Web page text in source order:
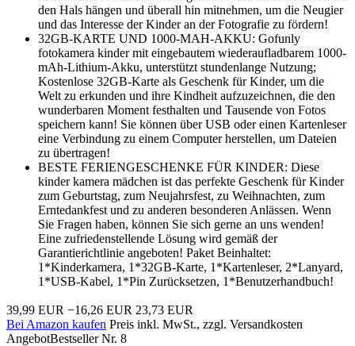
den Hals hängen und überall hin mitnehmen, um die Neugier
und das Interesse der Kinder an der Fotografie zu fördern!
32GB-KARTE UND 1000-MAH-AKKU: Gofunly
fotokamera kinder mit eingebautem wiederaufladbarem 1000-
mAh-Lithium-Akku, unterstützt stundenlange Nutzung;
Kostenlose 32GB-Karte als Geschenk für Kinder, um die
Welt zu erkunden und ihre Kindheit aufzuzeichnen, die den
wunderbaren Moment festhalten und Tausende von Fotos
speichern kann! Sie können über USB oder einen Kartenleser
eine Verbindung zu einem Computer herstellen, um Dateien
zu übertragen!
BESTE FERIENGESCHENKE FÜR KINDER: Diese
kinder kamera mädchen ist das perfekte Geschenk für Kinder
zum Geburtstag, zum Neujahrsfest, zu Weihnachten, zum
Erntedankfest und zu anderen besonderen Anlässen. Wenn
Sie Fragen haben, können Sie sich gerne an uns wenden!
Eine zufriedenstellende Lösung wird gemäß der
Garantierichtlinie angeboten! Paket Beinhaltet:
1*Kinderkamera, 1*32GB-Karte, 1*Kartenleser, 2*Lanyard,
1*USB-Kabel, 1*Pin Zurücksetzen, 1*Benutzerhandbuch!
39,99 EUR −16,26 EUR 23,73 EUR
Bei Amazon kaufen Preis inkl. MwSt., zzgl. Versandkosten
AngebotBestseller Nr. 8